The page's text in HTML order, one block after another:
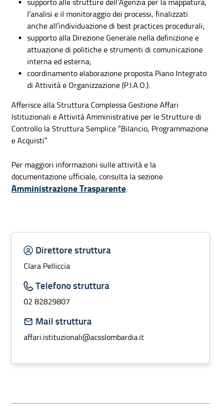
supporto alle strutture dell’Agenzia per la mappatura,
l’analisi e il monitoraggio dei processi, finalizzati
anche all’individuazione di best practices procedurali;
supporto alla Direzione Generale nella definizione e
attuazione di politiche e strumenti di comunicazione
interna ed esterna;
coordinamento elaborazione proposta Piano Integrato
di Attività e Organizzazione (P.I.A.O.).
Afferisce alla Struttura Complessa Gestione Affari
Istituzionali e Attività Amministrative per le Strutture di
Controllo la Struttura Semplice “Bilancio, Programmazione
e Acquisti”
Per maggiori informazioni sulle attività e la
documentazione ufficiale, consulta la sezione
Amministrazione Trasparente.
Informazioni struttura
Direttore struttura
Clara Pelliccia
Telefono struttura
02 82829807
Mail struttura
affari.istituzionali@acsslombardia.it